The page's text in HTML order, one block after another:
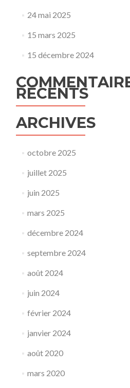
24 mai 2025
15 mars 2025
15 décembre 2024
RÉCENTS
ARCHIVES
octobre 2025
juillet 2025
juin 2025
mars 2025
décembre 2024
septembre 2024
août 2024
juin 2024
février 2024
janvier 2024
août 2020
mars 2020